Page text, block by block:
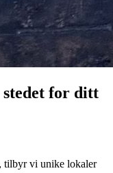
for ditt
tilbyr vi unike lokaler